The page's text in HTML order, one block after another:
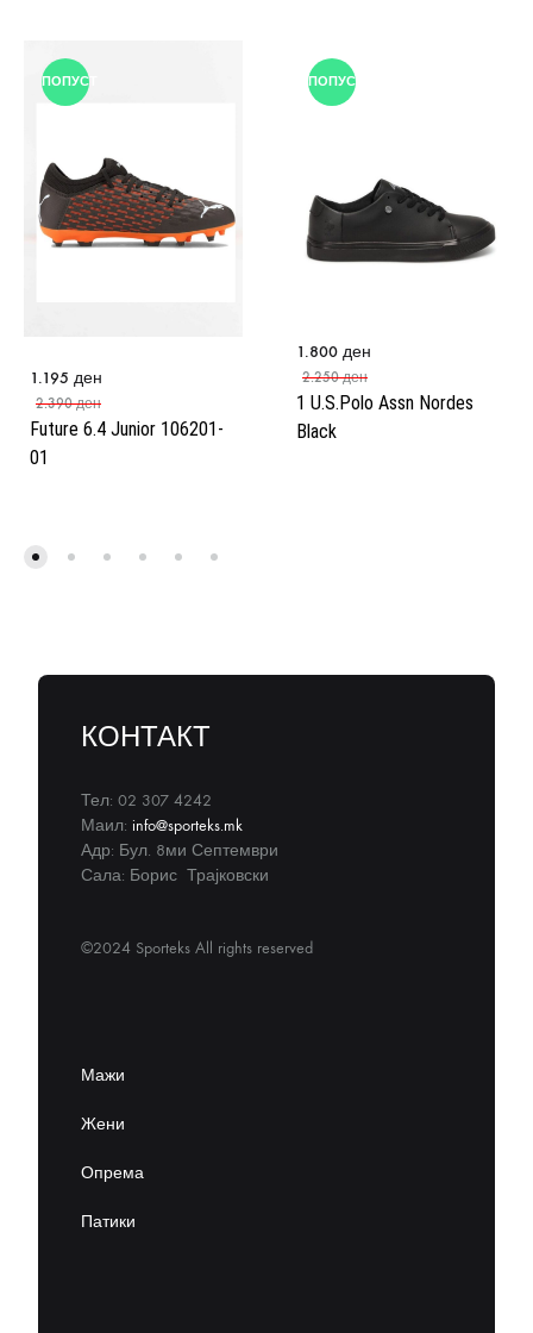
ПОПУСТ
Future 6.4 Junior 106201-
01
1.195 ден
2.390ден
ПОПУСТ
1 U.S.Polo Assn Nordes
Black
1.800 ден
2.250ден
КОНТАКТ
Тел: 02 307 4242
Маил: info@sporteks.mk
Адр: Бул. 8ми Септември
Сала: Борис Трајковски
©2024 Sporteks All rights reserved
Мажи
Жени
Опрема
Патики